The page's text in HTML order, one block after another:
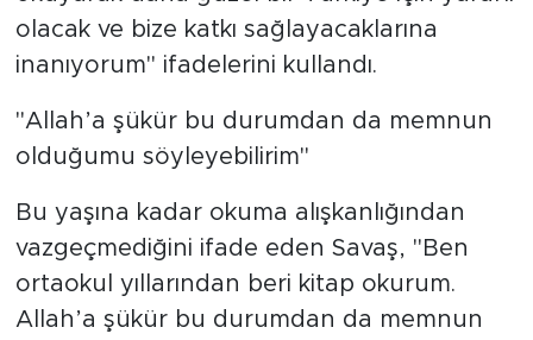
olacak ve bize katkı sağlayacaklarına
inanıyorum" ifadelerini kullandı.
"Allah’a şükür bu durumdan da memnun
olduğumu söyleyebilirim"
Bu yaşına kadar okuma alışkanlığından
vazgeçmediğini ifade eden Savaş, "Ben
ortaokul yıllarından beri kitap okurum.
Allah’a şükür bu durumdan da memnun